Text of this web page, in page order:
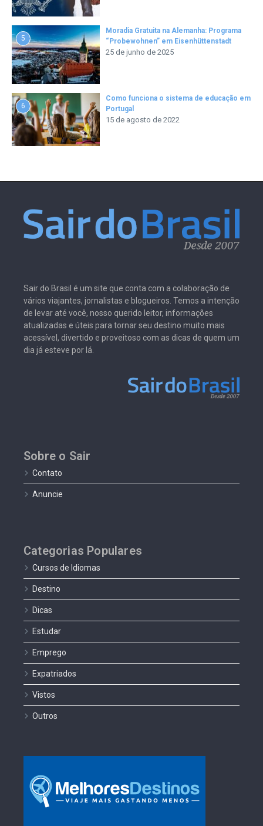
5
Moradia Gratuita na Alemanha: Programa
“Probewohnen” em Eisenhüttenstadt
25 de junho de 2025
6
Como funciona o sistema de educação em
Portugal
15 de agosto de 2022
Sair do Brasil é um site que conta com a colaboração de
vários viajantes, jornalistas e blogueiros. Temos a intenção
de levar até você, nosso querido leitor, informações
atualizadas e úteis para tornar seu destino muito mais
acessível, divertido e proveitoso com as dicas de quem um
dia já esteve por lá.
Sobre o Sair
Contato
Anuncie
Categorias Populares
Cursos de Idiomas
Destino
Dicas
Estudar
Emprego
Expatriados
Vistos
Outros